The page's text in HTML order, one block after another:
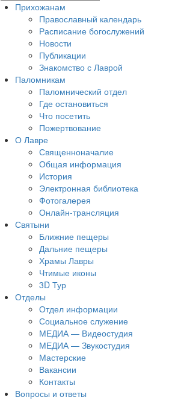
Прихожанам
Православный календарь
Расписание богослужений
Новости
Публикации
Знакомство с Лаврой
Паломникам
Паломнический отдел
Где остановиться
Что посетить
Пожертвование
О Лавре
Священноначалие
Общая информация
История
Электронная библиотека
Фотогалерея
Онлайн-трансляция
Святыни
Ближние пещеры
Дальние пещеры
Храмы Лавры
Чтимые иконы
3D Тур
Отделы
Отдел информации
Социальное служение
МЕДИА — Видеостудия
МЕДИА — Звукостудия
Мастерские
Вакансии
Контакты
Вопросы и ответы